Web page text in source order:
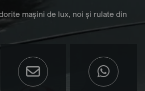
mașini de lux, noi și rulate din